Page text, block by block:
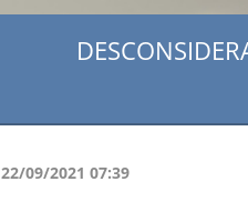
22/09/2021 07:39